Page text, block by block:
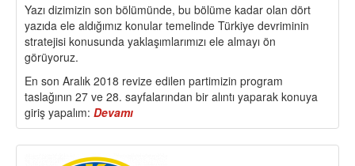
Yazı dizimizin son bölümünde, bu bölüme kadar olan dört
yazıda ele aldığımız konular temelinde Türkiye devriminin
stratejisi konusunda yaklaşımlarımızı ele almayı ön
görüyoruz.
En son Aralık 2018 revize edilen partimizin program
taslağının 27 ve 28. sayfalarından bir alıntı yaparak konuya
giriş yapalım: Devamı
Program
ve